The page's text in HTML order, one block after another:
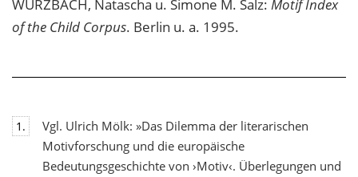
WÜRZBACH, Natascha u. Simone M. Salz: Motif Index
of the Child Corpus. Berlin u. a. 1995.
1.
Vgl. Ulrich Mölk: »Das Dilemma der literarischen
Motivforschung und die europäische
Bedeutungsgeschichte von ›Motiv‹. Überlegungen und